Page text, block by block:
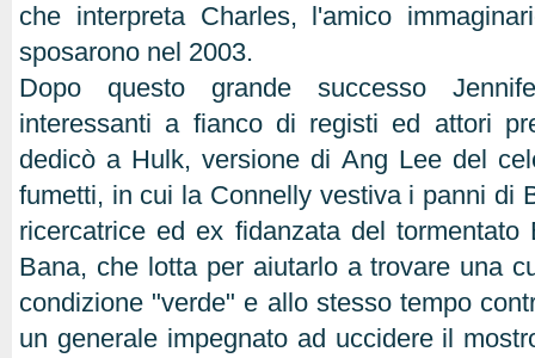
che interpreta Charles, l'amico
sposarono nel 2003.
Dopo questo grande successo
interessanti a fianco di registi ed attori
dedicò a Hulk, versione di Ang Lee del
fumetti, in cui la Connelly vestiva i panni di
ricercatrice ed ex fidanzata del
Bana, che lotta per aiutarlo a trovare una
condizione "verde" e allo stesso tempo
un generale impegnato ad uccidere il